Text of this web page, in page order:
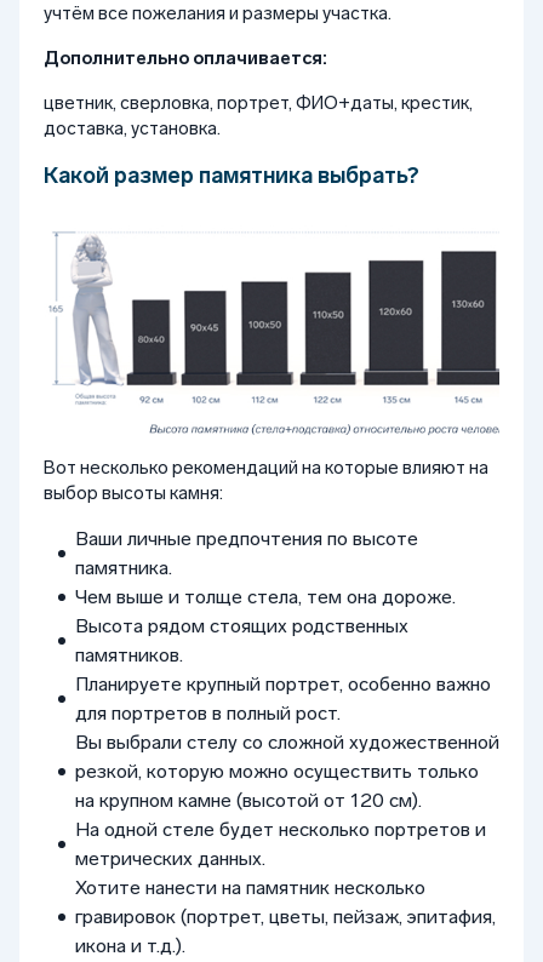
учтём все пожелания и размеры участка.
Дополнительно оплачивается:
цветник, сверловка, портрет, ФИО+даты, крестик,
доставка, установка.
Какой размер памятника выбрать?
Вот несколько рекомендаций на которые влияют на
выбор высоты камня:
Ваши личные предпочтения по высоте
памятника.
Чем выше и толще стела, тем она дороже.
Высота рядом стоящих родственных
памятников.
Планируете крупный портрет, особенно важно
для портретов в полный рост.
Вы выбрали стелу со сложной художественной
резкой, которую можно осуществить только
на крупном камне (высотой от 120 см).
На одной стеле будет несколько портретов и
метрических данных.
Хотите нанести на памятник несколько
гравировок (портрет, цветы, пейзаж, эпитафия,
икона и т.д.).